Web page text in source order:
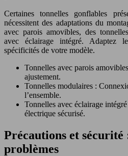
Certaines tonnelles gonflables
nécessitent des adaptations du
avec parois amovibles, des
avec éclairage intégré. Adaptez
spécificités de votre modèle.
Tonnelles avec parois
ajustement.
Tonnelles modulaires :
l’ensemble.
Tonnelles avec éclairage
électrique sécurisé.
Précautions et sécurité
problèmes